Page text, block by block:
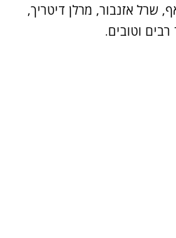
שרל אזנבור, מרלן דיטריך,
וטובים.